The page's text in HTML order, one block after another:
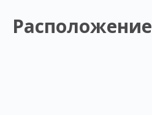
Расположение